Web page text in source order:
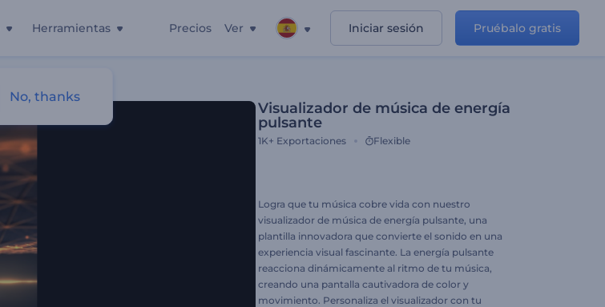
Herramientas Precios Ver Iniciar sesión Pruébalo gratis
Visualizador de música de energía
pulsante
1K+ Exportaciones Flexible
Logra que tu música cobre vida con nuestro
visualizador de música de energía pulsante, una
plantilla innovadora que convierte el sonido en una
experiencia visual fascinante. La energía pulsante
reacciona dinámicamente al ritmo de tu música,
creando una pantalla cautivadora de color y
movimiento. Personaliza el visualizador con tu
No, thanks